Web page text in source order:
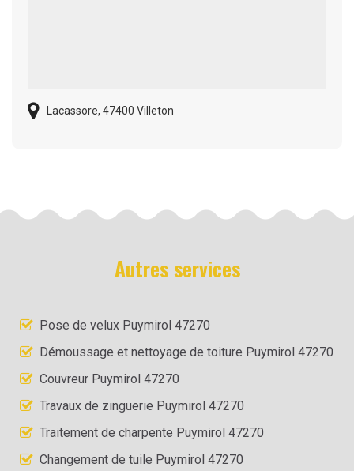
Lacassore, 47400 Villeton
Autres services
Pose de velux Puymirol 47270
Démoussage et nettoyage de toiture Puymirol 47270
Couvreur Puymirol 47270
Travaux de zinguerie Puymirol 47270
Traitement de charpente Puymirol 47270
Changement de tuile Puymirol 47270